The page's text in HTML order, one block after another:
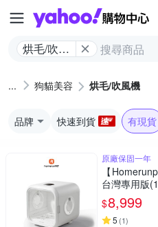
烘毛/吹風
狗貓美容 烘毛/吹風機
品牌 快速到貨 有現貨
原廠保固一年
【
台灣專用版
$8,999
5 (1)